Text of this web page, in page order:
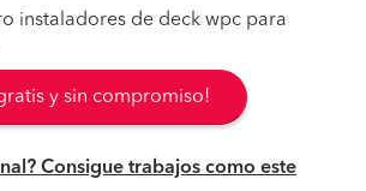
instaladores de deck wpc para
y sin compromiso!
Consigue trabajos como este